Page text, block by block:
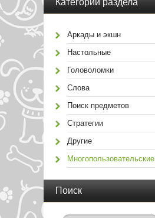
Категории раздела
Аркады и экшн
Настольные
Головоломки
Слова
Поиск предметов
Стратегии
Другие
Многопользовательские
Поиск